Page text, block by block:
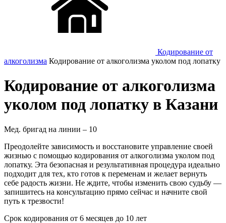
Кодирование от
алкоголизма Кодирование от алкоголизма уколом под лопатку
Кодирование от алкоголизма
уколом под лопатку в Казани
Мед. бригад на линии – 10
Преодолейте зависимость и восстановите управление своей
жизнью с помощью кодирования от алкоголизма уколом под
лопатку. Эта безопасная и результативная процедура идеально
подходит для тех, кто готов к переменам и желает вернуть
себе радость жизни. Не ждите, чтобы изменить свою судьбу —
запишитесь на консультацию прямо сейчас и начните свой
путь к трезвости!
Срок кодирования от 6 месяцев до 10 лет